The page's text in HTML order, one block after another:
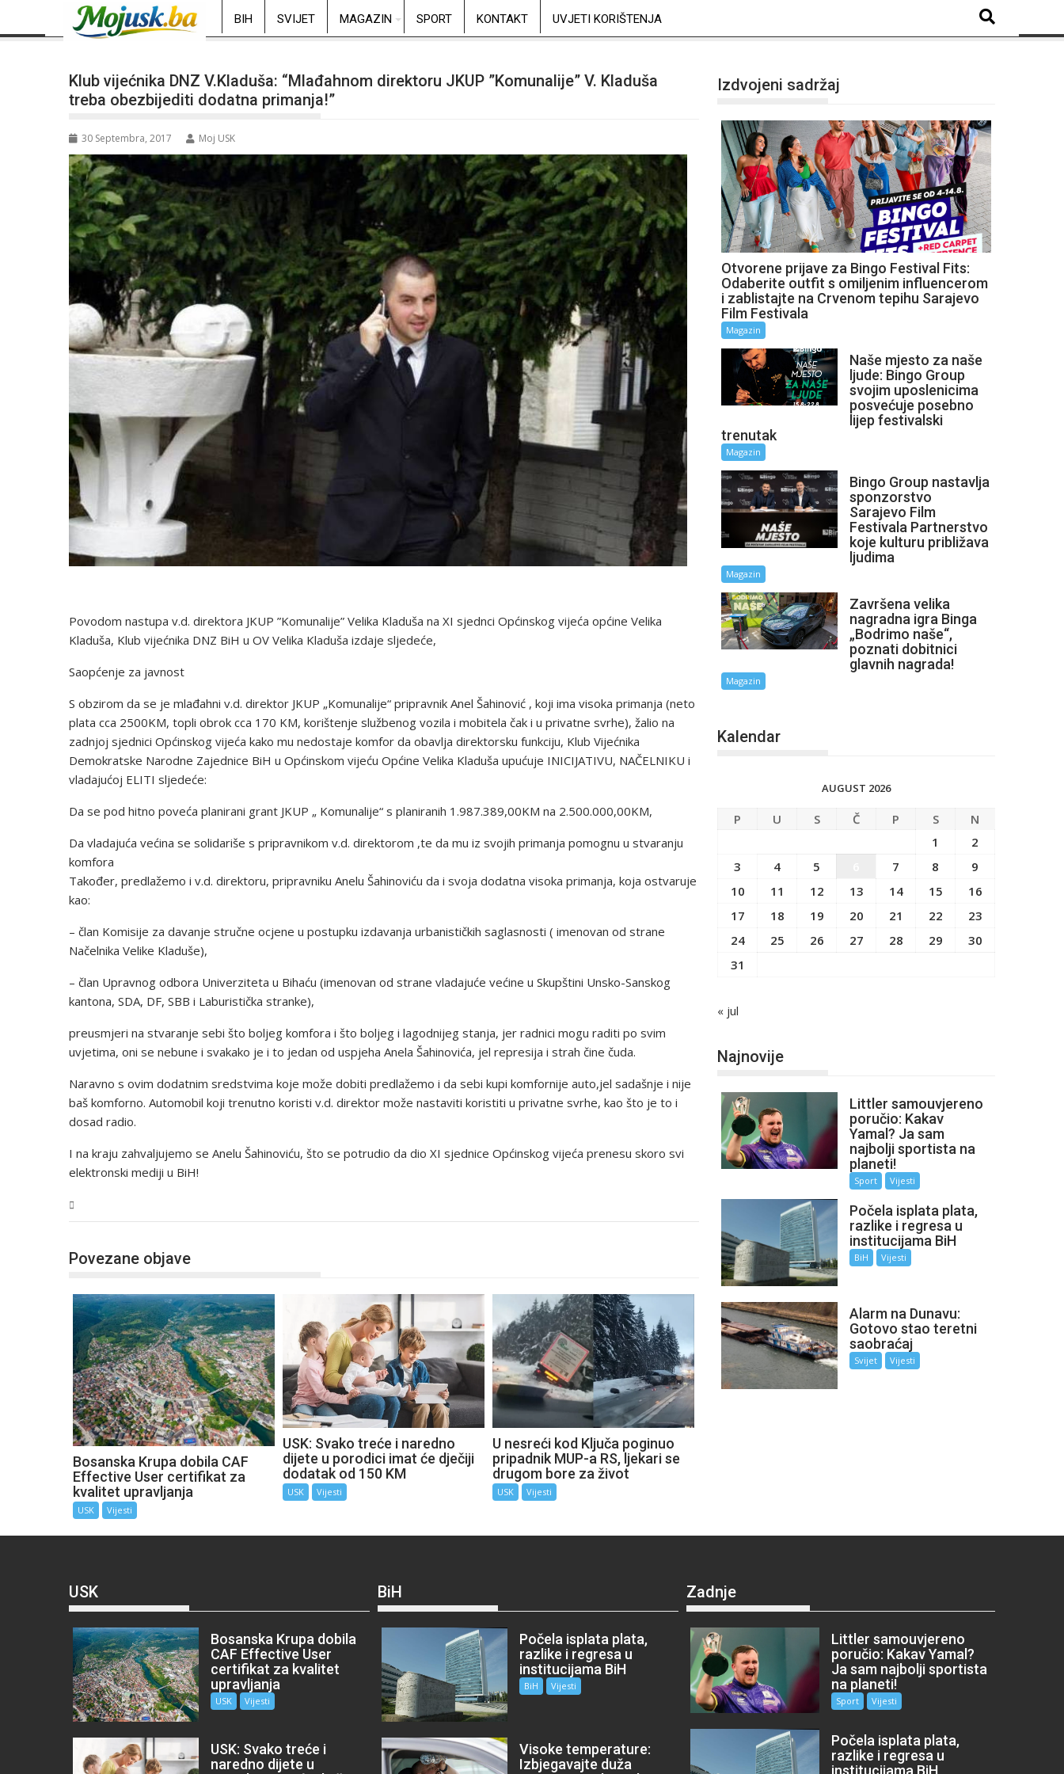
BIH SVIJET MAGAZIN SPORT KONTAKT UVJETI KORIŠTENJA
Klub vijećnika DNZ V.Kladuša: “Mlađahnom direktoru JKUP ”Komunalije” V. Kladuša
treba obezbijediti dodatna primanja!”
30 Septembra, 2017 Moj USK
Povodom nastupa v.d. direktora JKUP ”Komunalije” Velika Kladuša na XI sjednci Općinskog vijeća općine Velika
Kladuša, Klub vijećnika DNZ BiH u OV Velika Kladuša izdaje sljedeće,
Saopćenje za javnost
S obzirom da se je mlađahni v.d. direktor JKUP „Komunalije“ pripravnik Anel Šahinović , koji ima visoka primanja (neto
plata cca 2500KM, topli obrok cca 170 KM, korištenje službenog vozila i mobitela čak i u privatne svrhe), žalio na
zadnjoj sjednici Općinskog vijeća kako mu nedostaje komfor da obavlja direktorsku funkciju, Klub Vijećnika
Demokratske Narodne Zajednice BiH u Općinskom vijeću Općine Velika Kladuša upućuje INICIJATIVU, NAČELNIKU i
vladajućoj ELITI sljedeće:
Da se pod hitno poveća planirani grant JKUP „ Komunalije“ s planiranih 1.987.389,00KM na 2.500.000,00KM,
Da vladajuća većina se solidariše s pripravnikom v.d. direktorom ,te da mu iz svojih primanja pomognu u stvaranju
komfora
Također, predlažemo i v.d. direktoru, pripravniku Anelu Šahinoviću da i svoja dodatna visoka primanja, koja ostvaruje
kao:
– član Komisije za davanje stručne ocjene u postupku izdavanja urbanističkih saglasnosti ( imenovan od strane
Načelnika Velike Kladuše),
– član Upravnog odbora Univerziteta u Bihaću (imenovan od strane vladajuće većine u Skupštini Unsko-Sanskog
kantona, SDA, DF, SBB i Laburistička stranke),
preusmjeri na stvaranje sebi što boljeg komfora i što boljeg i lagodnijeg stanja, jer radnici mogu raditi po svim
uvjetima, oni se nebune i svakako je i to jedan od uspjeha Anela Šahinovića, jel represija i strah čine čuda.
Naravno s ovim dodatnim sredstvima koje može dobiti predlažemo i da sebi kupi komfornije auto,jel sadašnje i nije
baš komforno. Automobil koji trenutno koristi v.d. direktor može nastaviti koristiti u privatne svrhe, kao što je to i
dosad radio.
I na kraju zahvaljujemo se Anelu Šahinoviću, što se potrudio da dio XI sjednice Općinskog vijeća prenesu skoro svi
elektronski mediji u BiH!
Povezane objave
Bosanska Krupa dobila CAF
Effective User certifikat za
kvalitet upravljanja
USK Vijesti
USK: Svako treće i naredno
dijete u porodici imat će dječiji
dodatak od 150 KM
USK Vijesti
U nesreći kod Ključa poginuo
pripadnik MUP-a RS, ljekari se
drugom bore za život
USK Vijesti
Izdvojeni sadržaj
Otvorene prijave za Bingo Festival Fits:
Odaberite outfit s omiljenim influencerom
i zablistajte na Crvenom tepihu Sarajevo
Film Festivala
Magazin
Naše mjesto za naše
ljude: Bingo Group
svojim uposlenicima
posvećuje posebno
lijep festivalski
trenutak
Magazin
Bingo Group nastavlja
sponzorstvo
Sarajevo Film
Festivala Partnerstvo
koje kulturu približava
ljudima
Magazin
Završena velika
nagradna igra Binga
„Bodrimo naše“,
poznati dobitnici
glavnih nagrada!
Magazin
Kalendar
AUGUST 2026
P U S Č P S
N
1
2
3
4 5 7 8
9
10
11 12 13 14 15
16
17
18 19 20 21 22
23
24
25 26 27 28 29
30
31
« jul
Najnovije
Littler samouvjereno
poručio: Kakav
Yamal? Ja sam
najbolji sportista na
planeti!
Sport Vijesti
Počela isplata plata,
razlike i regresa u
institucijama BiH
BiH Vijesti
Alarm na Dunavu:
Gotovo stao teretni
saobraćaj
Svijet Vijesti
USK
Bosanska Krupa dobila
CAF Effective User
certifikat za kvalitet
upravljanja
USK Vijesti
USK: Svako treće i
naredno dijete u
BiH
Počela isplata plata,
razlike i regresa u
institucijama BiH
BiH Vijesti
Visoke temperature:
Izbjegavajte duža
Zadnje
Littler samouvjereno
poručio: Kakav Yamal?
Ja sam najbolji sportista
na planeti!
Sport Vijesti
Počela isplata plata,
razlike i regresa u
institucijama BiH